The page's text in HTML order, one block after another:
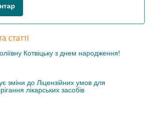
статті
Котвіцьку з днем народження!
зміни до Ліцензійних умов для
лікарських засобів